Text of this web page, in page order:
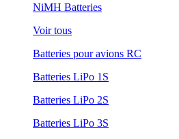
NiMH Batteries
Voir tous
Batteries pour avions RC
Batteries LiPo 1S
Batteries LiPo 2S
Batteries LiPo 3S